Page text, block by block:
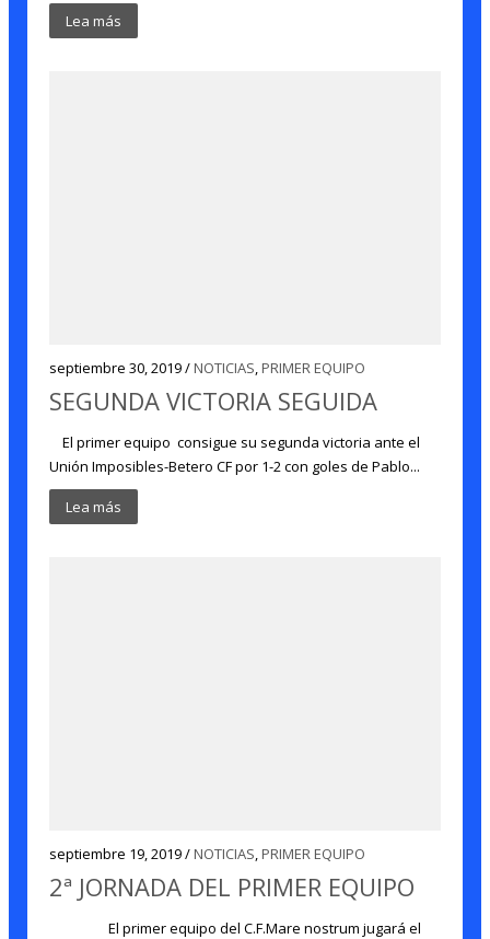
Lea más
septiembre 30, 2019 /NOTICIAS,PRIMER EQUIPO
SEGUNDA VICTORIA SEGUIDA
El primer equipo consigue su segunda victoria ante el
Unión Imposibles-Betero CF por 1-2 con goles de Pablo...
Lea más
septiembre 19, 2019 /NOTICIAS,PRIMER EQUIPO
2ª JORNADA DEL PRIMER EQUIPO
El primer equipo del C.F.Mare nostrum jugará el